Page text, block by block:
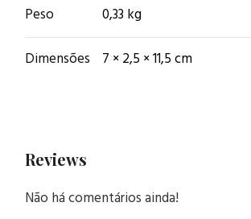
Peso 0,33 kg
Dimensões 7 × 2,5 × 11,5 cm
Reviews
Não há comentários ainda!